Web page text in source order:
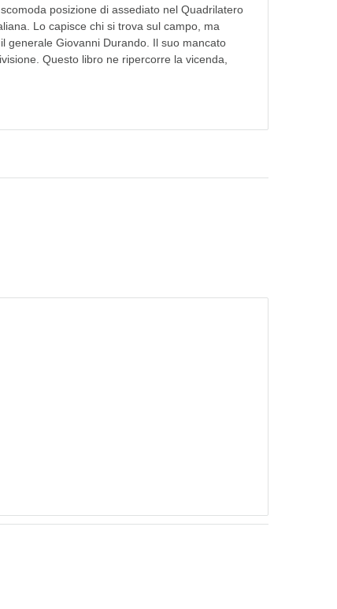
posizione di assediato nel Quadrilatero
Lo capisce chi si trova sul campo, ma
generale Giovanni Durando. Il suo mancato
Questo libro ne ripercorre la vicenda,